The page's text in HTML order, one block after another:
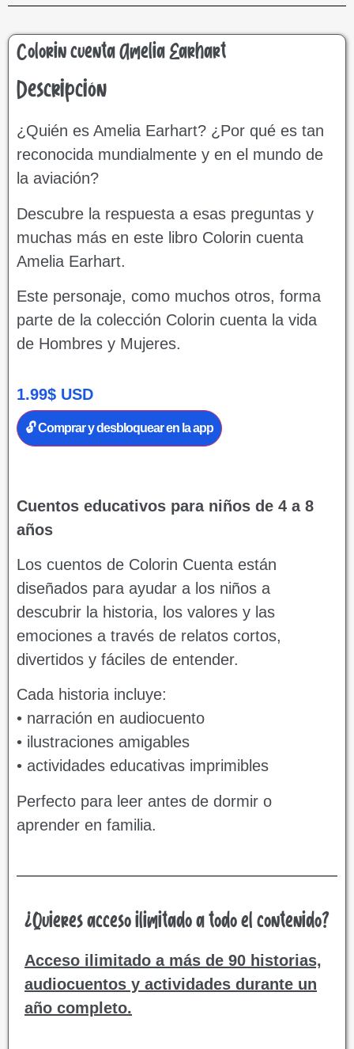
Colorin cuenta Amelia Earhart
Descripción
¿Quién es Amelia Earhart? ¿Por qué es tan
reconocida mundialmente y en el mundo de
la aviación?
Descubre la respuesta a esas preguntas y
muchas más en este libro Colorin cuenta
Amelia Earhart.
Este personaje, como muchos otros, forma
parte de la colección Colorin cuenta la vida
de Hombres y Mujeres.
1.99$ USD
🔓 Comprar y desbloquear en la app
Cuentos educativos para niños de 4 a 8
años
Los cuentos de Colorin Cuenta están
diseñados para ayudar a los niños a
descubrir la historia, los valores y las
emociones a través de relatos cortos,
divertidos y fáciles de entender.
Cada historia incluye:
• narración en audiocuento
• ilustraciones amigables
• actividades educativas imprimibles
Perfecto para leer antes de dormir o
aprender en familia.
¿Quieres acceso ilimitado a todo el contenido?
Acceso ilimitado a más de 90 historias,
audiocuentos y actividades durante un
año completo.